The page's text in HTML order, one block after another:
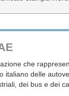
che
italiano delle
dei bus e dei